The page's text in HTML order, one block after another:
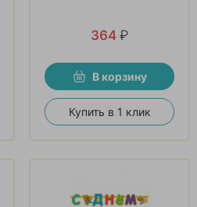
364 ₽
В корзину
Купить в 1 клик